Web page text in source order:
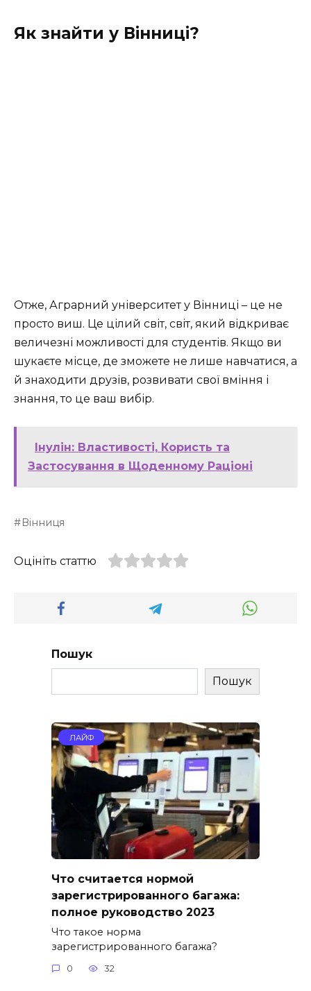
Як знайти у Вінниці?
Отже, Аграрний університет у Вінниці – це не
просто виш. Це цілий світ, світ, який відкриває
величезні можливості для студентів. Якщо ви
шукаєте місце, де зможете не лише навчатися, а
й знаходити друзів, розвивати свої вміння і
знання, то це ваш вибір.
Інулін: Властивості, Користь та
Застосування в Щоденному Раціоні
Вінниця
Оцініть статтю
Пошук
Пошук
ЛАЙФ
Что считается нормой
зарегистрированного багажа:
полное руководство 2023
Что такое норма
зарегистрированного багажа?
0 32